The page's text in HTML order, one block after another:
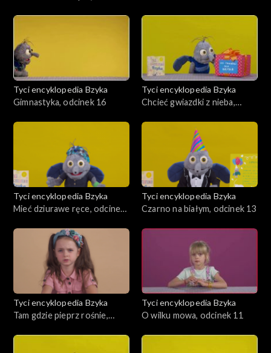
Tyci encyklopedia Bzyka
Gimnastyka, odcinek 16
Tyci encyklopedia Bzyka
Chcieć gwiazdki z nieba,
Tyci encyklopedia Bzyka
Mieć dziurawe ręce, odcinek
Tyci encyklopedia Bzyka
Czarno na białym, odcinek 13
Tyci encyklopedia Bzyka
Tam gdzie pieprz rośnie,
Tyci encyklopedia Bzyka
O wilku mowa, odcinek 11